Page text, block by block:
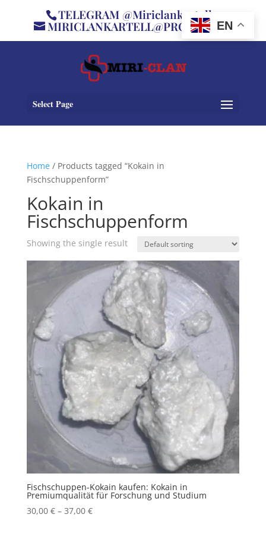
TELEGRAM @Miriclankartell
MIRICLANKARTELL@PROTON.ME
Select Page
Home/ Products tagged “Kokain in
Fischschuppenform”
Kokain in
Fischschuppenform
Showing the single result
Fischschuppen-Kokain kaufen: Kokain in
Premiumqualität für Forschung und Studium
30,00 € – 37,00 €Price
EN